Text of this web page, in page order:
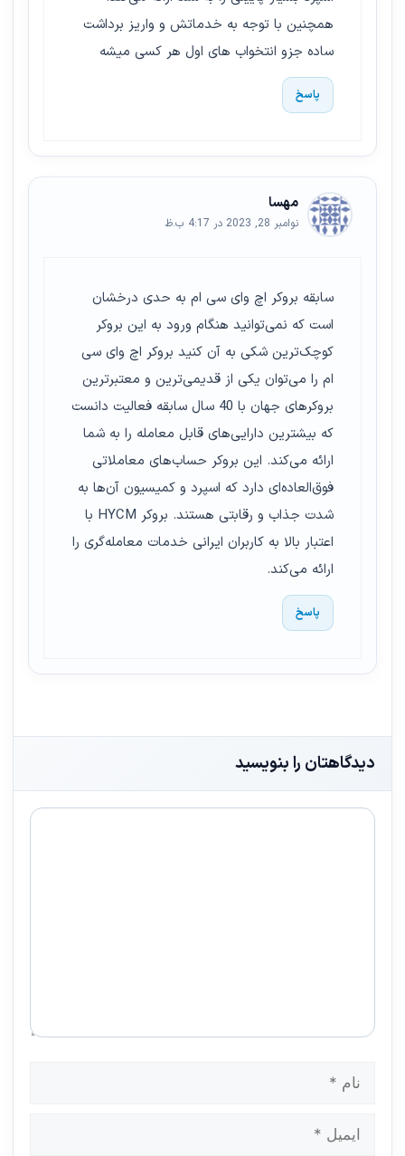
همچنین با توجه به خدماتش و واریز برداشت
ساده جزو انتخواب های اول هر کسی میشه
پاسخ
مهسا
نوامبر 28, 2023 در 4:17 ب.ظ
سابقه بروکر اچ وای سی ام به حدی درخشان
است که نمی‌توانید هنگام ورود به این بروکر
کوچک‌ترین شکی به آن کنید بروکر اچ وای سی
ام را می‌توان یکی از قدیمی‌ترین و معتبرترین
بروکرهای جهان با 40 سال سابقه فعالیت دانست
که بیشترین دارایی‌های قابل معامله را به شما
ارائه می‌کند. این بروکر حساب‌های معاملاتی
فوق‌العاده‌ای دارد که اسپرد و کمیسیون آن‌ها به
شدت جذاب و رقابتی هستند. بروکر HYCM با
اعتبار بالا به کاربران ایرانی خدمات معامله‌گری را
ارائه می‌کند.
پاسخ
دیدگاهتان را بنویسید
دیدگاه
ایمیل